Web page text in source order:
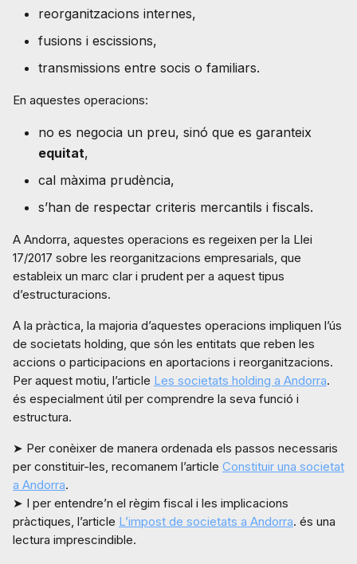
reorganitzacions internes,
fusions i escissions,
transmissions entre socis o familiars.
En aquestes operacions:
no es negocia un preu, sinó que es garanteix
equitat,
cal màxima prudència,
s’han de respectar criteris mercantils i fiscals.
A Andorra, aquestes operacions es regeixen per la Llei
17/2017 sobre les reorganitzacions empresarials, que
estableix un marc clar i prudent per a aquest tipus
d’estructuracions.
A la pràctica, la majoria d’aquestes operacions impliquen l’ús
de societats holding, que són les entitats que reben les
accions o participacions en aportacions i reorganitzacions.
Per aquest motiu, l’article Les societats holding a Andorra.
és especialment útil per comprendre la seva funció i
estructura.
➤ Per conèixer de manera ordenada els passos necessaris
per constituir-les, recomanem l’article Constituir una societat
a Andorra.
➤ I per entendre’n el règim fiscal i les implicacions
pràctiques, l’article L’impost de societats a Andorra. és una
lectura imprescindible.